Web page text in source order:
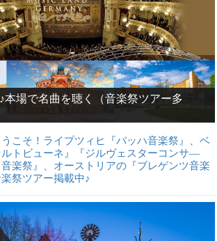
本場で名曲を聴く（音楽祭ツアー多
こそ！ライプツィヒ『バッハ音楽祭』、ベ
トビューネ』『ジルヴェスターコンサ―
楽祭』、オーストリアの『ブレゲンツ音楽
祭ツアー掲載中♪